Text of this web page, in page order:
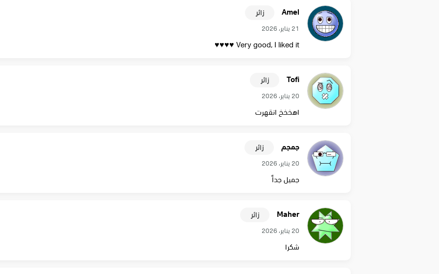
Amel زائر
21 يناير، 2026
Very good, I liked it ♥♥♥♥
Tofi زائر
20 يناير، 2026
اهخخخ انقهرت
جمجم زائر
20 يناير، 2026
جميل جداً
Maher زائر
20 يناير، 2026
شكرا